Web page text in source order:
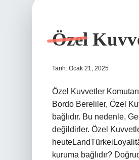
Özel
Tarih: Ocak 21, 2025
Özel Kuvvetler
Bordo Bereliler, Özel
bağlıdır. Bu nedenle,
değildirler. Özel
kuruma bağlıdır?